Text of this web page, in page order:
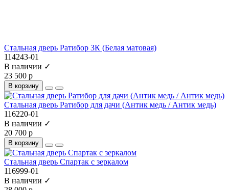
Стальная дверь Ратибор 3К (Белая матовая)
114243-01
В наличии ✓
23 500 р
В корзину
Стальная дверь Ратибор для дачи (Антик медь / Антик медь)
116220-01
В наличии ✓
20 700 р
В корзину
Стальная дверь Спартак с зеркалом
116999-01
В наличии ✓